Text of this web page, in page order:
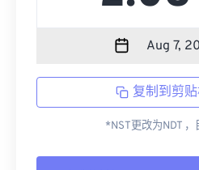
复制到剪
*NST更改为NDT ，